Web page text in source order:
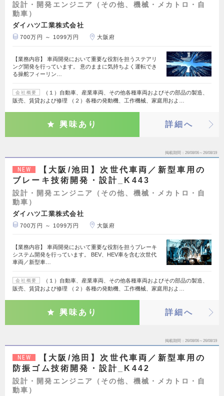
設計・開発エンジニア（その他、機械・メカトロ・自
動車）
ダイハツ工業株式会社
700万円 ～ 1099万円 大阪府
【業務内容】 車両開発において重要な役割を担うステアリ
ング開発を行っています。 意のままに気持ちよく運転でき
る操舵フィーリン…
会社概要
（１）自動車、産業車両、その他各種車両およびその部品の製造、
販売、賃貸および修理 （２）各種の発動機、工作機械、家庭用およ…
興味あり 詳細へ
掲載期間 26/08/06～26/08/19
NEW
【大阪/池田】次世代車両／新型車用の
ブレーキ技術開発・設計_K443
設計・開発エンジニア（その他、機械・メカトロ・自
動車）
ダイハツ工業株式会社
700万円 ～ 1099万円 大阪府
【業務内容】 車両開発において重要な役割を担うブレーキ
システム開発を行っています。 BEV、HEV車を含む次世代
車両／新型車…
会社概要
（１）自動車、産業車両、その他各種車両およびその部品の製造、
販売、賃貸および修理 （２）各種の発動機、工作機械、家庭用およ…
興味あり 詳細へ
掲載期間 26/08/06～26/08/19
NEW
【大阪/池田】次世代車両／新型車用の
防振ゴム技術開発・設計_K442
設計・開発エンジニア（その他、機械・メカトロ・自
動車）